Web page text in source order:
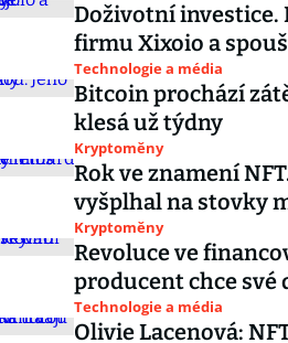
Doživotní investice.
firmu Xixoio a
Technologie a média
Bitcoin prochází
klesá už týdny
Kryptoměny
Rok ve znamení
vyšplhal na stovky
Kryptoměny
Revoluce ve
producent chce své
Technologie a média
Olivie Lacenová: